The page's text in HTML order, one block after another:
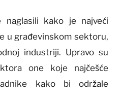
naglasili kako je najveći
u građevinskom sektoru,
industriji. Upravo su
one koje najčešće
kako bi održale